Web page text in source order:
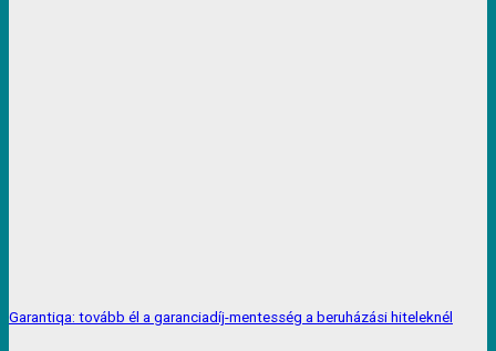
Garantiqa: tovább él a garanciadíj-mentesség a beruházási hiteleknél